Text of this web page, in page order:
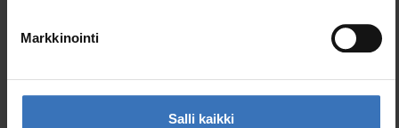
Markkinointi
Salli kaikki
Samankaltaiset tuotteet